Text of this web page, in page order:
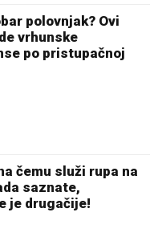
polovnjak? Ovi
vrhunske
po pristupačnoj
čemu služi rupa na
saznate,
je drugačije!